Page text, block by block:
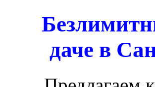
даче в